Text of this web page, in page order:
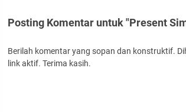
Posting Komentar untuk "Present
Berilah komentar yang sopan dan konstruktif.
link aktif. Terima kasih.